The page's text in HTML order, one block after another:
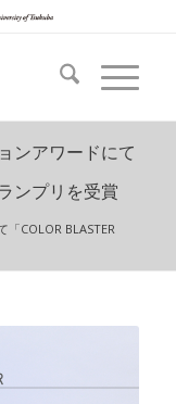
ンアワードにて
ンプリを受賞
「COLOR BLASTER